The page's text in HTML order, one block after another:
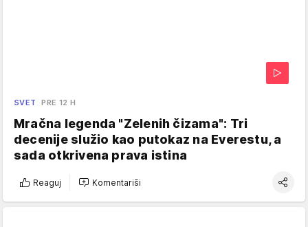
SVET PRE 12 H
Mračna legenda "Zelenih čizama": Tri
decenije služio kao putokaz na Everestu, a
sada otkrivena prava istina
Reaguj Komentariši